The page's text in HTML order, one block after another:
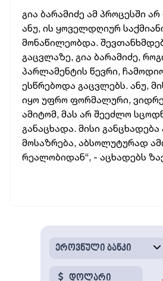
გია ბარამიძე ამ პროცესში
ანუ, ის ყოველდღიურ
მონაწილეობდა.
გაცვლაზე, გია ბარამიძე,
პარლამენტის წევრი,
ესწრებოდა გაცვლებს. ანუ,
იყო უფრო ფორმალური,
ამიტომ, მას არ შეეძლო
განაცხადა. მისი განცხადება
მოსაზრება, აბსოლუტურად
რეალობიდან“, - აცხადებს